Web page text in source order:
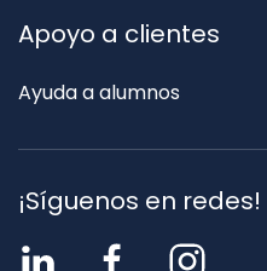
Apoyo a clientes
Ayuda a alumnos
¡Síguenos en redes!